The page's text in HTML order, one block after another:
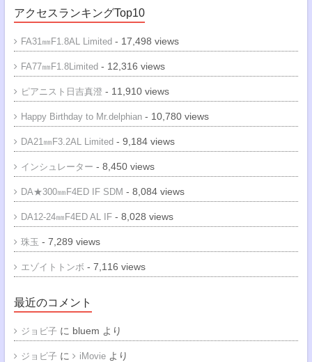
アクセスランキングTop10
FA31㎜F1.8AL Limited- 17,498 views
FA77㎜F1.8Limited- 12,316 views
ピアニスト日吉真澄 - 11,910 views
Happy Birthday to Mr.delphian- 10,780 views
DA21㎜F3.2AL Limited- 9,184 views
インシュレーター - 8,450 views
DA★300㎜F4ED IF SDM - 8,084 views
DA12-24㎜F4ED AL IF- 8,028 views
珠玉 - 7,289 views
エゾイトトンボ - 7,116 views
最近のコメント
ジョビ子 に bluem より
ジョビ子 に iMovieより